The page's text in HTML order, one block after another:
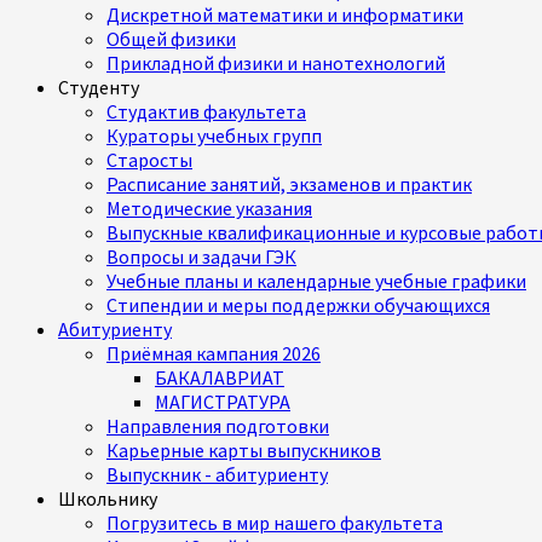
Дискретной математики и информатики
Общей физики
Прикладной физики и нанотехнологий
Студенту
Студактив факультета
Кураторы учебных групп
Старосты
Расписание занятий, экзаменов и практик
Методические указания
Выпускные квалификационные и курсовые
Вопросы и задачи ГЭК
Учебные планы и календарные учебные графики
Стипендии и меры поддержки обучающихся
Абитуриенту
Приёмная кампания 2026
БАКАЛАВРИАТ
МАГИСТРАТУРА
Направления подготовки
Карьерные карты выпускников
Выпускник - абитуриенту
Школьнику
Погрузитесь в мир нашего факультета